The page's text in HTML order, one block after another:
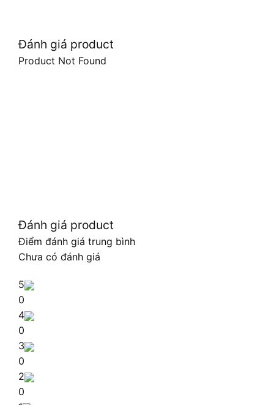
Đánh giá product
Product Not Found
Đánh giá product
Điểm đánh giá trung bình
Chưa có đánh giá
5
0
4
0
3
0
2
0